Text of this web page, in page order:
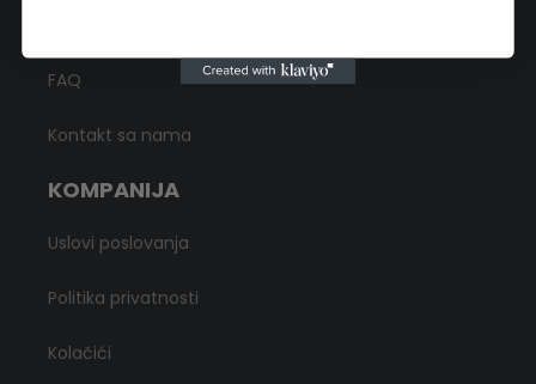
FAQ
Kontakt sa nama
KOMPANIJA
Uslovi poslovanja
Politika privatnosti
Kolačići